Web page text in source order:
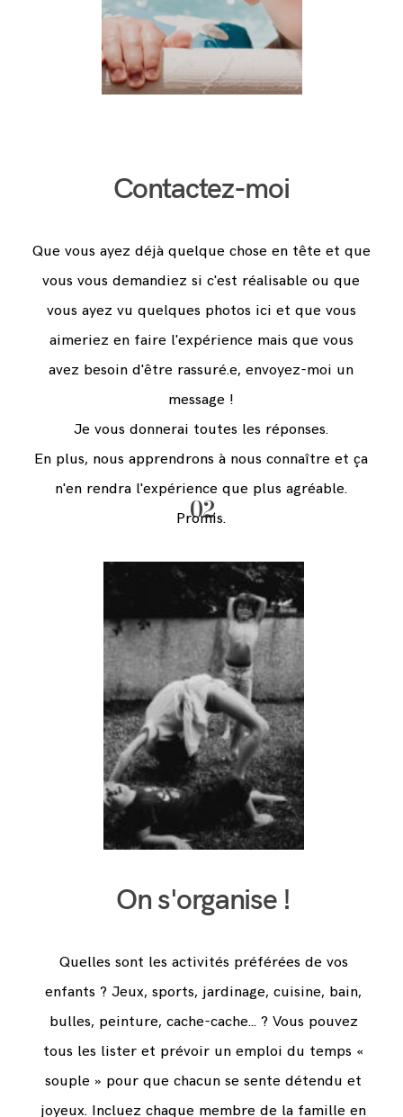
Contactez-moi
Que vous ayez déjà quelque chose en tête et que
vous vous demandiez si c'est réalisable ou que
vous ayez vu quelques photos ici et que vous
aimeriez en faire l'expérience mais que vous
avez besoin d'être rassuré.e, envoyez-moi un
message !
Je vous donnerai toutes les réponses.
En plus, nous apprendrons à nous connaître et ça
n'en rendra l'expérience que plus agréable.
Promis.
On s'organise !
Quelles sont les activités préférées de vos
enfants ? Jeux, sports, jardinage, cuisine, bain,
bulles, peinture, cache-cache... ? Vous pouvez
tous les lister et prévoir un emploi du temps «
souple » pour que chacun se sente détendu et
joyeux. Incluez chaque membre de la famille en
02